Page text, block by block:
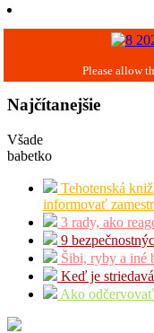
Najčítanejšie
Všade
babetko
Tehotenská
informovať
3 rady, ako
9
Šibi, ryby a iné
Keď je
Ako